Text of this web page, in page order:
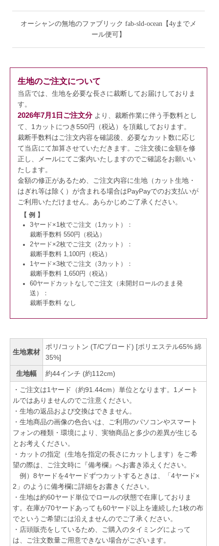
オーシャンの無地のファブリック fab-sld-ocean【4yまでメ
ール便可】
生地のご注文について
当店では、生地を必要な長さに裁断してお届けしておりま
す。
2026年7月1日ご注文分より、裁断作業に伴う手数料とし
て、1カットにつき550円（税込）を頂戴しております。
裁断手数料はご注文内容を確認後、必要なカット数に応じ
て当店にて加算させていただきます。
ご注文後に金額を修
正し、メールにてご案内いたしますのでご確認をお願いい
たします。
金額の修正があるため、ご注文内容に生地（カット生地・
はぎれ等は除く）が含まれる場合はPayPayでのお支払いが
ご利用いただけません。 あらかじめご了承ください。
【 例 】
3ヤード×1枚でご注文（1カット）：
裁断手数料 550円（税込）
2ヤード×2枚でご注文（2カット）：
裁断手数料 1,100円（税込）
1ヤード×3枚でご注文（3カット）：
裁断手数料 1,650円（税込）
60ヤードカットなしでご注文（未開封ロールのまま発
送）：
裁断手数料 なし
生地素材
ポリ/コットン (T/Cブロード) [ポリエステル65% 綿
35%]
生地幅 約44インチ (約112cm)
・ご注文は1ヤード（約91.44cm）単位となります。1メート
ルではありませんのでご注意ください。
・生地の返品および交換はできません。
・生地商品の画像の色合いは、ご利用のパソコンやスマート
フォンの種類・環境により、実物商品と多少の差異が生じる
とお考えください。
・カットの指定（生地を指定の長さにカットします）をご希
望の際は、ご注文時に『備考欄』へお書き添えください。
例）8ヤードを4ヤードずつカットするときは、「4ヤード×
2」のように備考欄に詳細をお書きください。
・生地は約60ヤード単位でロールの状態で在庫しておりま
す。在庫が70ヤードあっても60ヤード以上を連続した1枚の布
でというご希望には沿えませんのでご了承ください。
・店頭販売をしているため、ご購入のタイミングによって
は、ご注文数量ご用意できない場合がございます。